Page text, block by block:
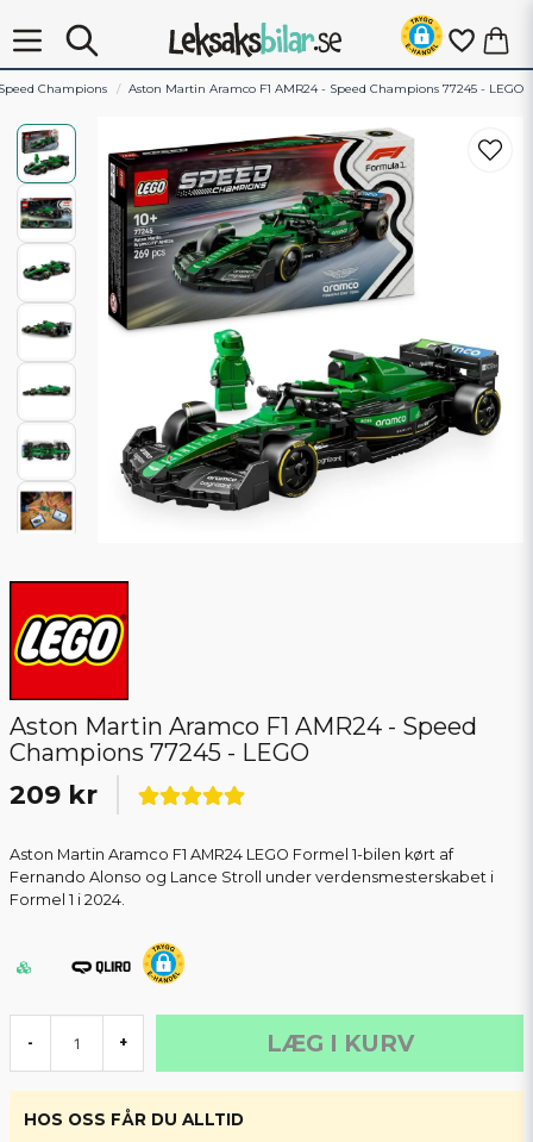
Champions Aston Martin Aramco F1 AMR24 - Speed Champions 77245 - LEGO
Aston Martin Aramco F1 AMR24 - Speed
Champions 77245 - LEGO
209 kr
Aston Martin Aramco F1 AMR24 LEGO Formel 1-bilen kørt af
Fernando Alonso og Lance Stroll under verdensmesterskabet i
Formel 1 i 2024.
- + LÆG I KURV
HOS OSS FÅR DU ALLTID